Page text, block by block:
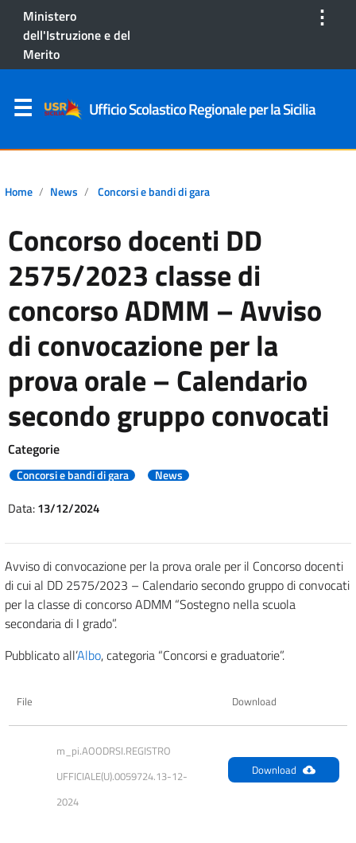
Ministero
dell'Istruzione e del
Merito
⋮
Ufficio Scolastico Regionale per la Sicilia
Home News Concorsi e bandi di gara
Concorso docenti DD
2575/2023 classe di
concorso ADMM – Avviso
di convocazione per la
prova orale – Calendario
secondo gruppo convocati
Categorie
Concorsi e bandi di gara News
Data:13/12/2024
Avviso di convocazione per la prova orale per il Concorso docenti
di cui al DD 2575/2023 – Calendario secondo gruppo di convocati
per la classe di concorso ADMM “Sostegno nella scuola
secondaria di I grado”.
Pubblicato all’Albo, categoria “Concorsi e graduatorie”.
File Download
m_pi.AOODRSI.REGISTRO
UFFICIALE(U).0059724.13-12-
2024
Download